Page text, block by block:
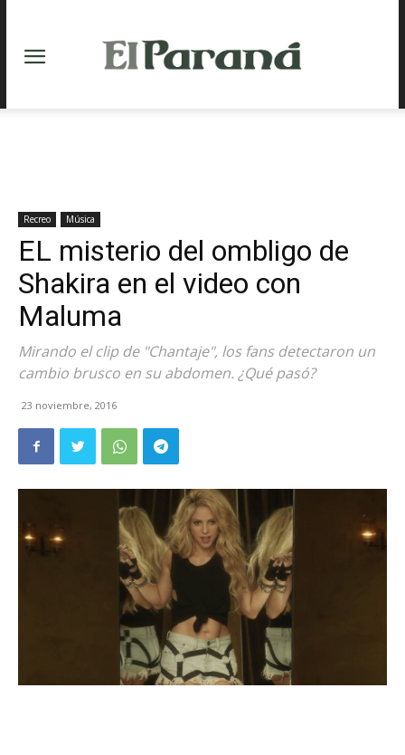
Recreo Música
EL misterio del ombligo de
Shakira en el video con
Maluma
Mirando el clip de "Chantaje", los fans detectaron un
cambio brusco en su abdomen. ¿Qué pasó?
23 noviembre, 2016